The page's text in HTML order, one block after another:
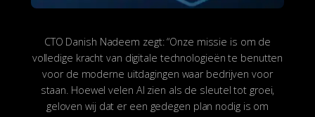
CTO Danish Nadeem zegt: “Onze missie is om de
volledige kracht van digitale technologieën te benutten
voor de moderne uitdagingen waar bedrijven voor
staan. Hoewel velen AI zien als de sleutel tot groei,
geloven wij dat er een gedegen plan nodig is om